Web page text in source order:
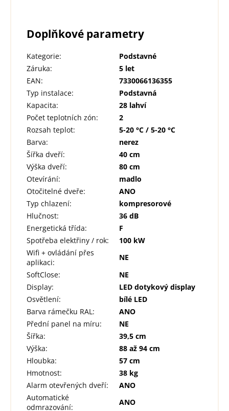
Doplňkové parametry
Kategorie:
Podstavné
Záruka:
5 let
EAN:
7330066136355
Typ instalace:
Podstavná
Kapacita:
28 lahví
Počet teplotních zón:
2
Rozsah teplot:
5-20 °C / 5-20 °C
Barva:
nerez
Šířka dveří:
40 cm
Výška dveří:
80 cm
Otevírání:
madlo
Otočitelné dveře:
ANO
Typ chlazení:
kompresorové
Hlučnost:
36 dB
Energetická třída:
F
Spotřeba elektřiny / rok:
100 kW
Wifi + ovládání přes
aplikaci:
NE
SoftClose:
NE
Display:
LED dotykový display
Osvětlení:
bílé LED
Barva rámečku RAL :
ANO
Přední panel na míru:
NE
Šířka:
39,5 cm
Výška:
88 až 94 cm
Hloubka:
57 cm
Hmotnost:
38 kg
Alarm otevřených dveří:
ANO
Automatické
odmrazování:
ANO